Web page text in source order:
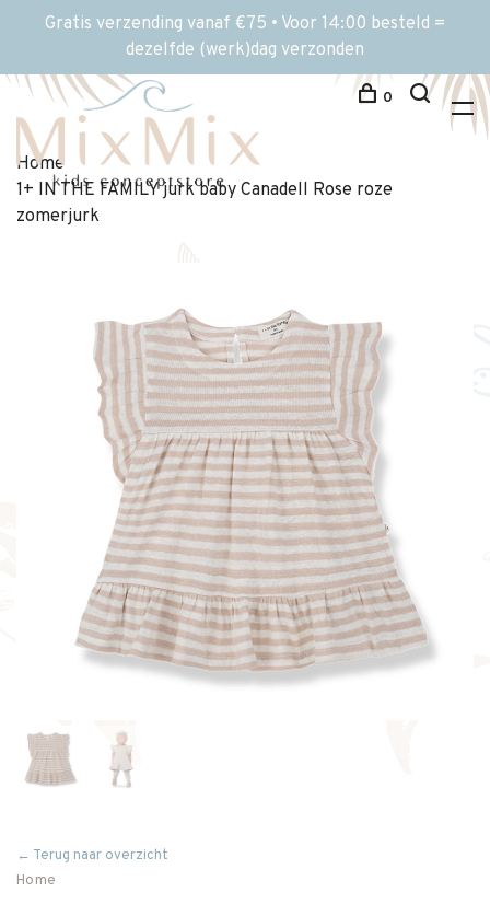
Gratis verzending vanaf €75 • Voor 14:00 besteld =
dezelfde (werk)dag verzonden
0
Home
1+ IN THE FAMILY jurk baby Canadell Rose roze
zomerjurk
← Terug naar overzicht
Home